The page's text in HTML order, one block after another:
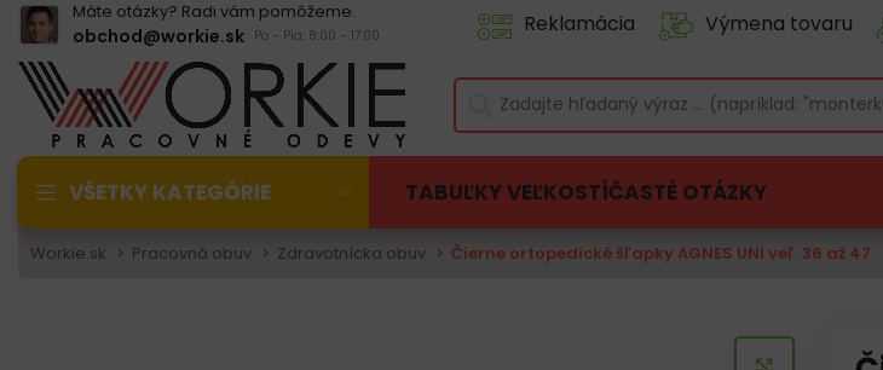
Máte otázky? Radi vám pomôžeme.
obchod@workie.sk Po - Pia: 8:00 - 17:00 Reklamácia Výmena tovaru
VŠETKY KATEGÓRIE TABUĽKY VEĽKOSTÍČASTÉ OTÁZKY
Workie.sk Pracovná obuv Zdravotnícka obuv Čierne ortopedické šľapky AGNES UNI veľ. 36 až 47